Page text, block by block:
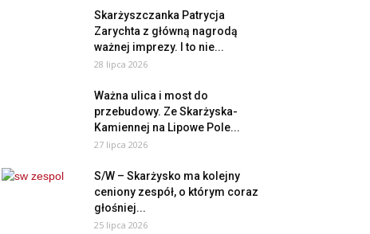
Skarżyszczanka Patrycja
Zarychta z główną nagrodą
ważnej imprezy. I to nie...
28 lipca 2026
Ważna ulica i most do
przebudowy. Ze Skarżyska-
Kamiennej na Lipowe Pole...
27 lipca 2026
S/W – Skarżysko ma kolejny
ceniony zespół, o którym coraz
głośniej...
25 lipca 2026